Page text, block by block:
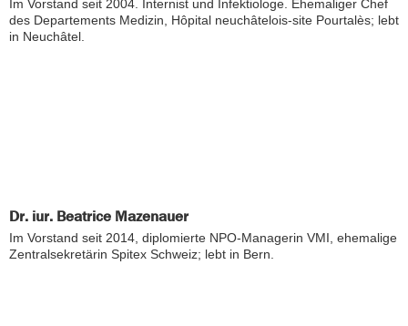
Im Vorstand seit 2004. Internist und Infektiologe. Ehemaliger Chef
des Departements Medizin, Hôpital neuchâtelois-site Pourtalès; lebt
in Neuchâtel.
Dr. iur. Beatrice Mazenauer
Im Vorstand seit 2014, diplomierte NPO-Managerin VMI, ehemalige
Zentralsekretärin Spitex Schweiz; lebt in Bern.